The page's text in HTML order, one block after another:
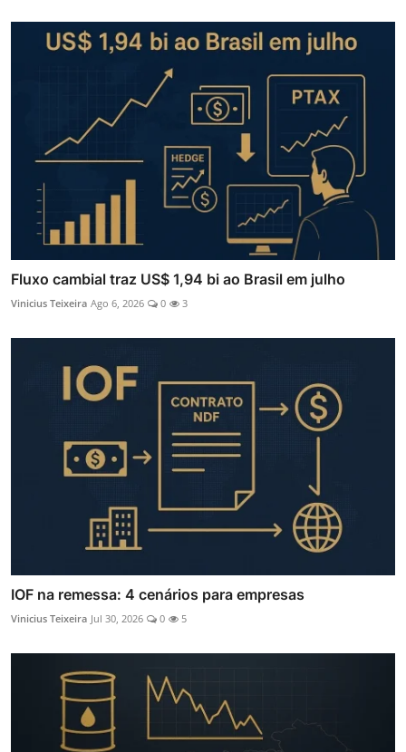
Fluxo cambial traz US$ 1,94 bi ao Brasil em julho
Vinicius Teixeira Ago 6, 2026 0 3
IOF na remessa: 4 cenários para empresas
Vinicius Teixeira Jul 30, 2026 0 5